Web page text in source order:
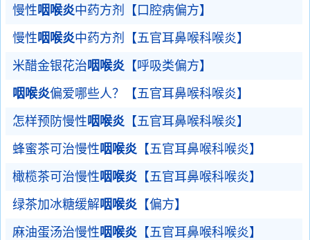
慢性咽喉炎中药方剂【口腔病偏方】
慢性咽喉炎中药方剂【五官耳鼻喉科喉炎】
米醋金银花治咽喉炎 【呼吸类偏方】
咽喉炎偏爱哪些人？【五官耳鼻喉科喉炎】
怎样预防慢性咽喉炎 【五官耳鼻喉科喉炎】
蜂蜜茶可治慢性咽喉炎 【五官耳鼻喉科喉炎】
橄榄茶可治慢性咽喉炎 【五官耳鼻喉科喉炎】
绿茶加冰糖缓解咽喉炎 【偏方】
麻油蛋汤治慢性咽喉炎 【五官耳鼻喉科喉炎】